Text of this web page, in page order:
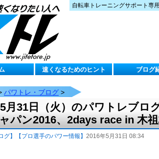
自転車トレーニングサポート専
速くなるためのヒント ブログ
パワトレ・ブログ>
月31日（火）のパワトレブロ
パン2016、2days race in 木
グ】 【プロ選手のパワー情報】 2016年5月31日 08:34